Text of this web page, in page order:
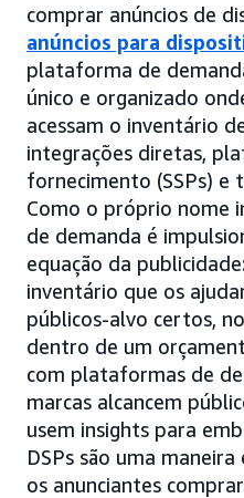
comprar anúncios de
anúncios para
plataforma de
único e organizado
acessam o inventário
integrações diretas,
fornecimento (SSPs) e
Como o próprio nome
de demanda é
equação da
inventário que os
públicos-alvo certos,
dentro de um
com plataformas de
marcas alcancem
usem insights para
DSPs são uma
os anunciantes